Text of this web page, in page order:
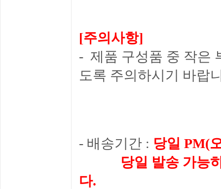
[주의사항]
- 제품 구성품 중 작은
도록 주의하시기 바랍
- 배송기간 : 당일 PM(
당일 발송 가능
다.